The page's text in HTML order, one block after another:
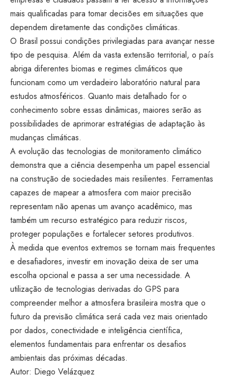
mais qualificadas para tomar decisões em situações que
dependem diretamente das condições climáticas.
O Brasil possui condições privilegiadas para avançar nesse
tipo de pesquisa. Além da vasta extensão territorial, o país
abriga diferentes biomas e regimes climáticos que
funcionam como um verdadeiro laboratório natural para
estudos atmosféricos. Quanto mais detalhado for o
conhecimento sobre essas dinâmicas, maiores serão as
possibilidades de aprimorar estratégias de adaptação às
mudanças climáticas.
A evolução das tecnologias de monitoramento climático
demonstra que a ciência desempenha um papel essencial
na construção de sociedades mais resilientes. Ferramentas
capazes de mapear a atmosfera com maior precisão
representam não apenas um avanço acadêmico, mas
também um recurso estratégico para reduzir riscos,
proteger populações e fortalecer setores produtivos.
À medida que eventos extremos se tornam mais frequentes
e desafiadores, investir em inovação deixa de ser uma
escolha opcional e passa a ser uma necessidade. A
utilização de tecnologias derivadas do GPS para
compreender melhor a atmosfera brasileira mostra que o
futuro da previsão climática será cada vez mais orientado
por dados, conectividade e inteligência científica,
elementos fundamentais para enfrentar os desafios
ambientais das próximas décadas.
Autor: Diego Velázquez